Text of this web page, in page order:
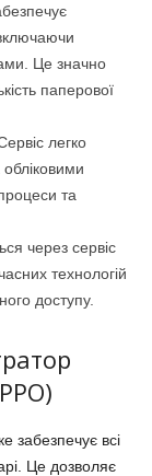
Це значно
паперової
легко
обліковими
та
через сервіс
технологій
доступу.
забезпечує всі
Це дозволяє